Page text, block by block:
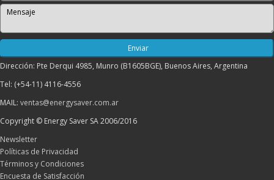
Dirección: Pte Derqui 4985, Munro (B1605BGE), Buenos Aires, Argentina
Tel: (+54-11) 4116-4556
MAIL: ventas@energysaver.com.ar
Copyright © Energy Saver SA 2006/2016
Newsletter
Políticas de Privacidad
Términos y Condiciones
Encuesta de Satisfacción